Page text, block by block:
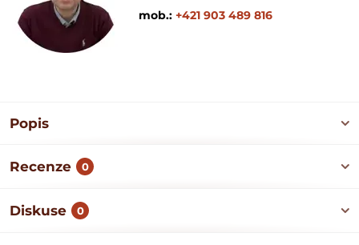
mob.: +421 903 489 816
Popis
Recenze 0
Diskuse 0